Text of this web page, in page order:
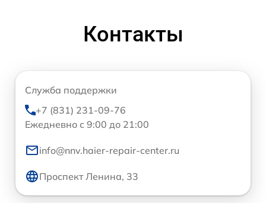
Контакты
Служба поддержки
+7 (831) 231-09-76
Ежедневно с 9:00 до 21:00
info@nnv.haier-repair-center.ru
Проспект Ленина, 33